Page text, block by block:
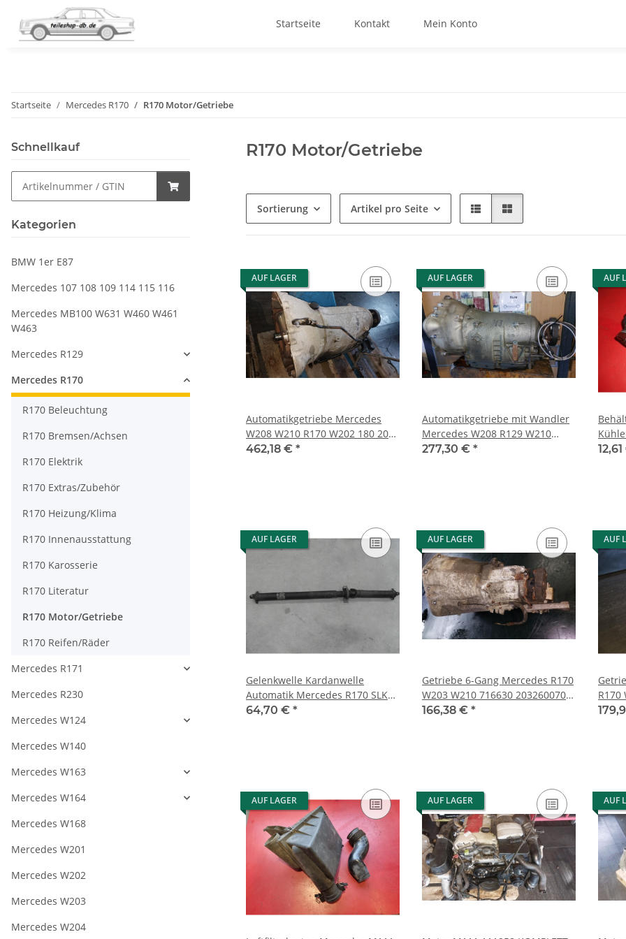
Startseite Kontakt Mein Konto
Startseite Mercedes R170 R170 Motor/Getriebe
R170 Motor/Getriebe
Sortierung Artikel pro Seite
AUF LAGER
Automatikgetriebe Mercedes
W208 W210 R170 W202 180 200
220 722602 2102707200
462,18 € *
AUF LAGER
Automatikgetriebe mit Wandler
Mercedes W208 R129 W210
R170 W202 722605
277,30 € *
AUF
AUF LAGER
Gelenkwelle Kardanwelle
Automatik Mercedes R170 SLK
230 1704100906 1704101906
64,70 € *
AUF LAGER
Getriebe 6-Gang Mercedes R170
W203 W210 716630 2032600701
2032604901
166,38 € *
AUF
R170
AUF LAGER AUF LAGER AUF
Schnellkauf
Kategorien
BMW 1er E87
Mercedes 107 108 109 114 115 116
Mercedes MB100 W631 W460 W461
W463
Mercedes R129
Mercedes R170
R170 Beleuchtung
R170 Bremsen/Achsen
R170 Elektrik
R170 Extras/Zubehör
R170 Heizung/Klima
R170 Innenausstattung
R170 Karosserie
R170 Literatur
R170 Motor/Getriebe
R170 Reifen/Räder
Mercedes R171
Mercedes R230
Mercedes W124
Mercedes W140
Mercedes W163
Mercedes W164
Mercedes W168
Mercedes W201
Mercedes W202
Mercedes W203
Mercedes W204